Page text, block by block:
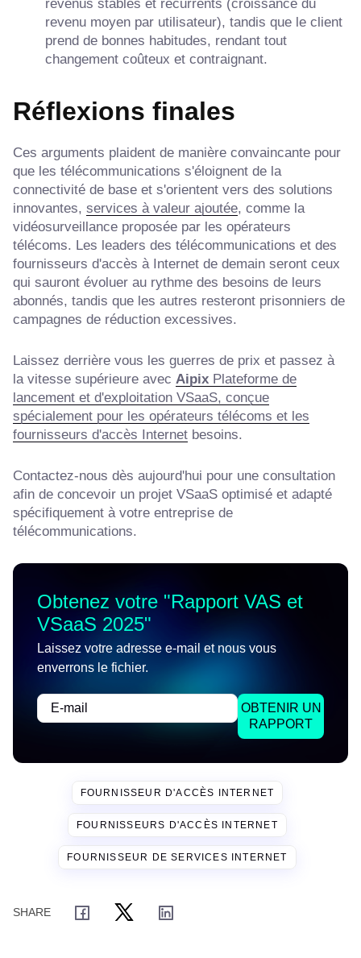
revenus stables et récurrents (croissance du
revenu moyen par utilisateur), tandis que le client
prend de bonnes habitudes, rendant tout
changement coûteux et contraignant.
Réflexions finales
Ces arguments plaident de manière convaincante pour
que les télécommunications s'éloignent de la
connectivité de base et s'orientent vers des solutions
innovantes, services à valeur ajoutée, comme la
vidéosurveillance proposée par les opérateurs
télécoms. Les leaders des télécommunications et des
fournisseurs d'accès à Internet de demain seront ceux
qui sauront évoluer au rythme des besoins de leurs
abonnés, tandis que les autres resteront prisonniers de
campagnes de réduction excessives.
Laissez derrière vous les guerres de prix et passez à
la vitesse supérieure avec Aipix Plateforme de
lancement et d'exploitation VSaaS, conçue
spécialement pour les opérateurs télécoms et les
fournisseurs d'accès Internet besoins.
Contactez-nous dès aujourd'hui pour une consultation
afin de concevoir un projet VSaaS optimisé et adapté
spécifiquement à votre entreprise de
télécommunications.
Obtenez votre "Rapport VAS et
VSaaS 2025"
Laissez votre adresse e-mail et nous vous
enverrons le fichier.
OBTENIR UN
RAPPORT
FOURNISSEUR D'ACCÈS INTERNET
FOURNISSEURS D'ACCÈS INTERNET
FOURNISSEUR DE SERVICES INTERNET